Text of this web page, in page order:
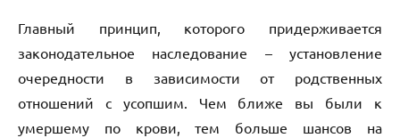
Главный принцип, которого придерживается
законодательное наследование – установление
очередности в зависимости от родственных
отношений с усопшим. Чем ближе вы были к
умершему по крови, тем больше шансов на